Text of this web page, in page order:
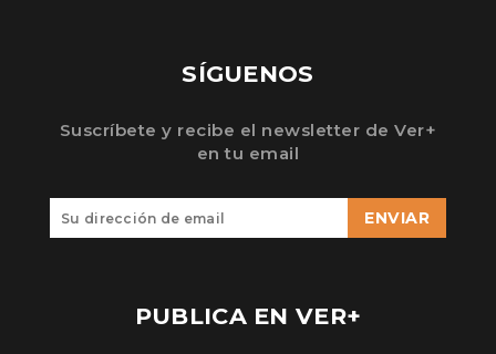
SÍGUENOS
Suscríbete y recibe el newsletter de Ver+
en tu email
ENVIAR
PUBLICA EN VER+